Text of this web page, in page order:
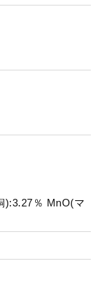
):3.27％ MnO(マ